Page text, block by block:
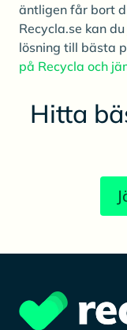
äntligen får bort
Recycla.se kan
lösning till bästa
på Recycla och
Hitta